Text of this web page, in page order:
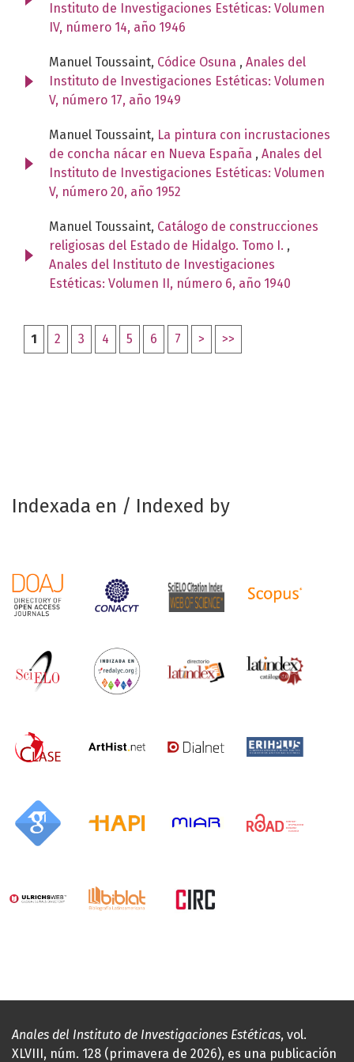
Instituto de Investigaciones Estéticas: Volumen
IV, número 14, año 1946
Manuel Toussaint, Códice Osuna , Anales del
Instituto de Investigaciones Estéticas: Volumen
V, número 17, año 1949
Manuel Toussaint, La pintura con incrustaciones
de concha nácar en Nueva España , Anales del
Instituto de Investigaciones Estéticas: Volumen
V, número 20, año 1952
Manuel Toussaint, Catálogo de construcciones
religiosas del Estado de Hidalgo. Tomo I. ,
Anales del Instituto de Investigaciones
Estéticas: Volumen II, número 6, año 1940
1 2 3 4 5 6 7 > >>
Indexada en / Indexed by
Anales del Instituto de Investigaciones Estéticas, vol.
XLVIII, núm. 128 (primavera de 2026), es una publicación